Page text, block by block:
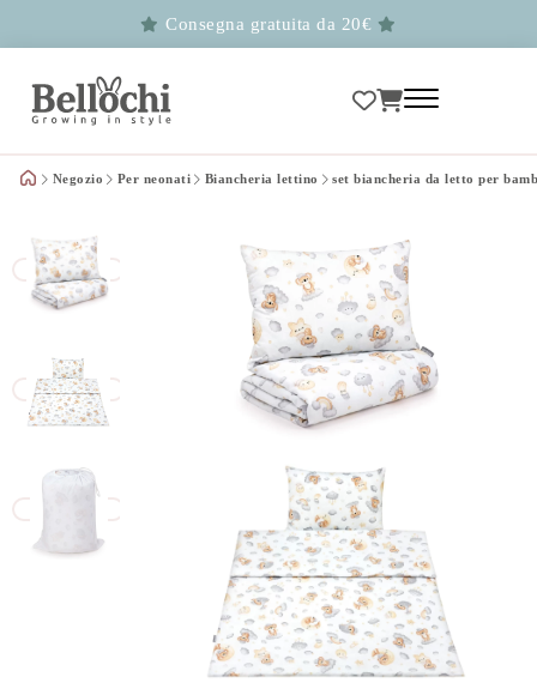
Consegna gratuita da 20€
Negozio Per neonati Biancheria lettino set biancheria da letto per